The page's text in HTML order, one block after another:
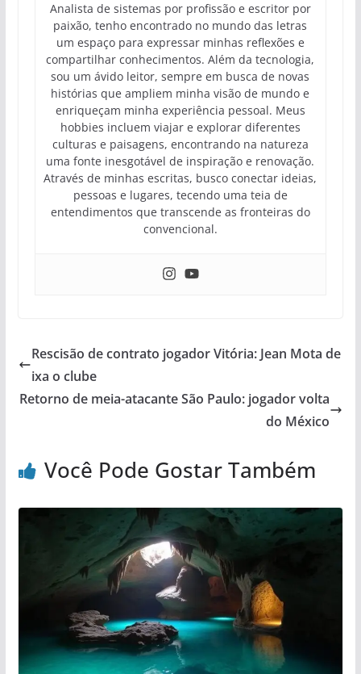
Analista de sistemas por profissão e escritor por
paixão, tenho encontrado no mundo das letras
um espaço para expressar minhas reflexões e
compartilhar conhecimentos. Além da tecnologia,
sou um ávido leitor, sempre em busca de novas
histórias que ampliem minha visão de mundo e
enriqueçam minha experiência pessoal. Meus
hobbies incluem viajar e explorar diferentes
culturas e paisagens, encontrando na natureza
uma fonte inesgotável de inspiração e renovação.
Através de minhas escritas, busco conectar ideias,
pessoas e lugares, tecendo uma teia de
entendimentos que transcende as fronteiras do
convencional.
Rescisão de contrato jogador Vitória: Jean Mota de
ixa o clube
Retorno de meia-atacante São Paulo: jogador volta
do México
Você Pode Gostar Também